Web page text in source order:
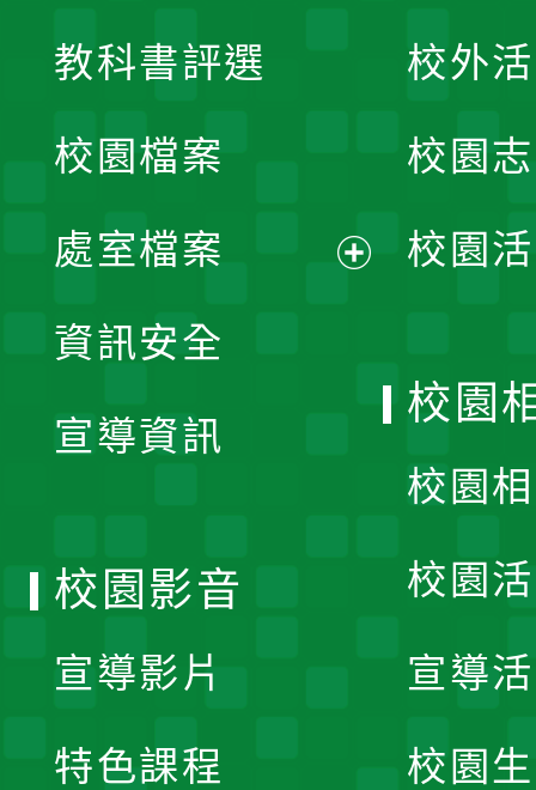
單
教科書評選
校園檔案
處室檔案
資訊安全
宣導資訊
校外
校園
校園
校園
校園
校園
宣導
校園
校園影音
宣導影片
特色課程